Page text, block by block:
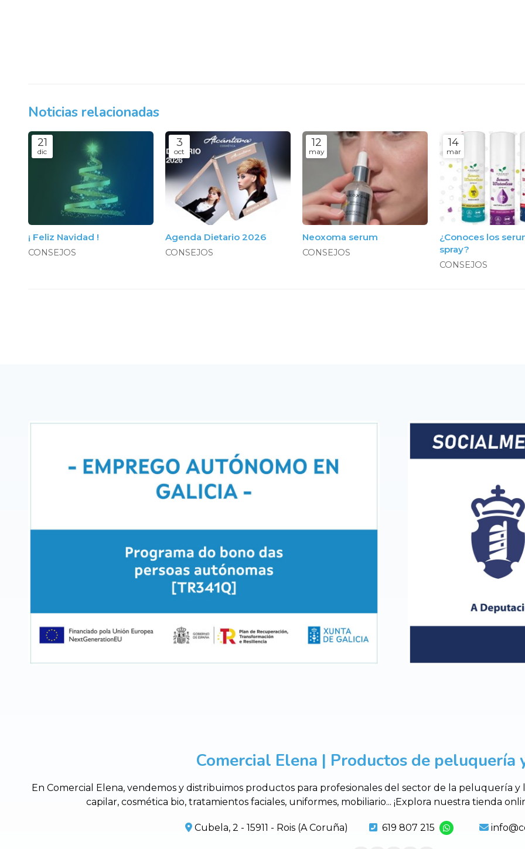
Noticias relacionadas
21
dic
¡ Feliz Navidad !
CONSEJOS
3
oct
Agenda Dietario 2026
CONSEJOS
12
may
Neoxoma serum
CONSEJOS
14
mar
¿Conoces los
spray?
CONSEJOS
Comercial Elena | Productos de peluquería
En Comercial Elena, vendemos y distribuimos productos para profesionales del sector de la peluquería
capilar, cosmética bio, tratamientos faciales, uniformes, mobiliario... ¡Explora nuestra tienda
Cubela, 2 - 15911 - Rois (A Coruña) 619 807 215